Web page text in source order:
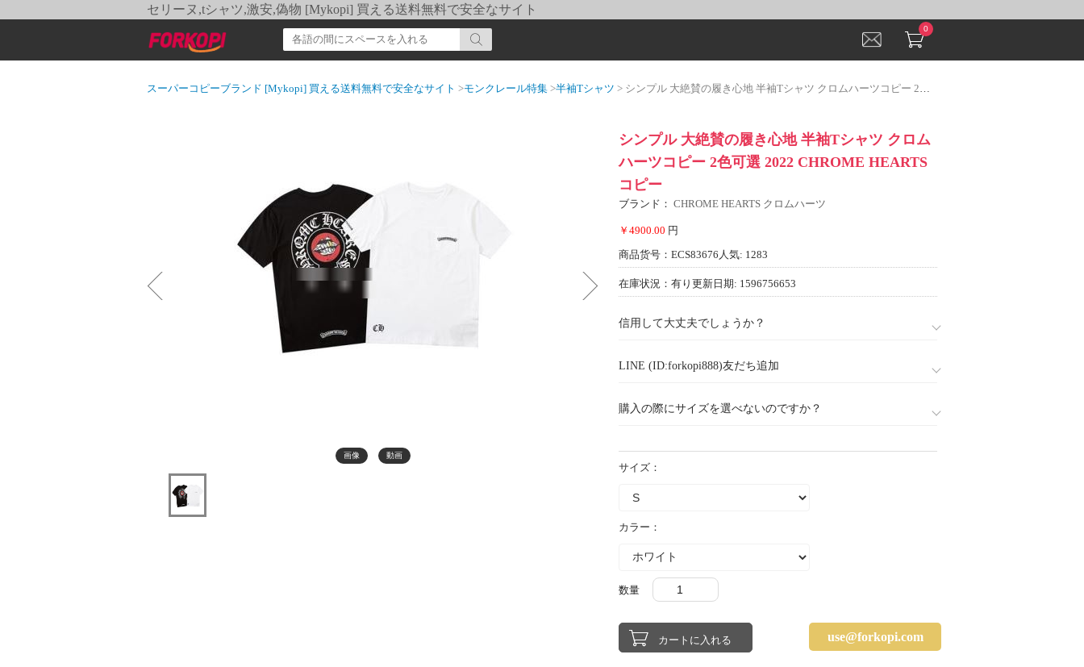
セリーヌ,tシャツ,激安,偽物 [Mykopi] 買える送料無料で安全なサイト
0
スーパーコピーブランド [Mykopi] 買える送料無料で安全なサイト >モンクレール特集 >半袖Tシャツ > シンプル 大絶賛の履き心地 半袖Tシャツ クロムハーツコピー 2色可選 2022 CHROME HEARTSコピー
画像 動画
シンプル 大絶賛の履き心地 半袖Tシャツ クロム
ハーツコピー 2色可選 2022 CHROME HEARTS
コピー
ブランド： CHROME HEARTS クロムハーツ
￥4900.00 円
商品货号：ECS83676 人気: 1283
在庫状況：有り 更新日期: 1596756653
信用して大丈夫でしょうか？
LINE (ID:forkopi888)友だち追加
購入の際にサイズを選べないのですか？
サイズ：
カラー：
数量
use@forkopi.com